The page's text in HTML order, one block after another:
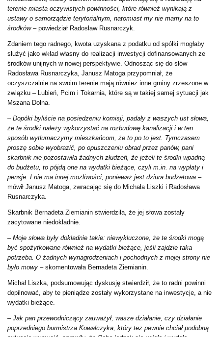
terenie miasta oczywistych powinności, które również wynikają z
ustawy o samorządzie terytorialnym, natomiast my nie mamy na to
środków– powiedział Radosław Rusnarczyk.
Zdaniem tego radnego, kwota uzyskana z podatku od spółki mogłaby
służyć jako wkład własny do realizacji inwestycji dofinansowanych ze
środków unijnych w nowej perspektywie. Odnosząc się do słów
Radosława Rusnarczyka, Janusz Matoga przypomniał, że
oczyszczalnie na swoim terenie mają również inne gminy zrzeszone w
związku – Lubień, Pcim i Tokarnia, które są w takiej samej sytuacji jak
Mszana Dolna.
– Dopóki byliście na posiedzeniu komisji, padały z waszych ust słowa,
że te środki należy wykorzystać na rozbudowę kanalizacji i w ten
sposób wytłumaczymy mieszkańcom, że to po to jest. Tymczasem
proszę sobie wyobrazić, po opuszczeniu obrad przez panów, pani
skarbnik nie pozostawiła żadnych złudzeń, że jeżeli te środki wpadną
do budżetu, to pójdą one na wydatki bieżące, czyli m.in. na wypłaty i
pensje. I nie ma innej możliwości, ponieważ jest dziura budżetowa –
mówił Janusz Matoga, zwracając się do Michała Liszki i Radosława
Rusnarczyka.
Skarbnik Bernadeta Ziemianin stwierdziła, że jej słowa zostały
zacytowane niedokładnie.
– Moje słowa były dokładnie takie: niewykluczone, że te środki mogą
być spożytkowane również na wydatki bieżące, jeśli zajdzie taka
potrzeba. O żadnych wynagrodzeniach i pochodnych z mojej strony nie
było mowy – skomentowała Bernadeta Ziemianin.
Michał Liszka, podsumowując dyskusję stwierdził, że to radni powinni
dopilnować, aby te pieniądze zostały wykorzystane na inwestycje, a nie
wydatki bieżące.
– Jak pan przewodniczący zauważył, wasze działanie, czy działanie
poprzedniego burmistrza Kowalczyka, który też pewnie chciał podobną